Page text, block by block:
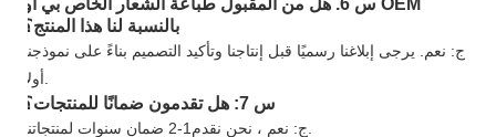
بالنسبة لنا هذا المنتج؟
ج: نعم. يرجى إبلاغنا رسميًا قبل إنتاجنا وتأكيد التصميم بناءً على نموذجنا
س 7: هل تقدمون ضمانًا للمنتجات؟
ج: نعم ، نحن نقدم 1
-
2